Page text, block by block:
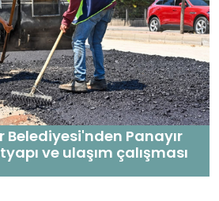
Belediyesi'nden Panayır
ve ulaşım çalışması